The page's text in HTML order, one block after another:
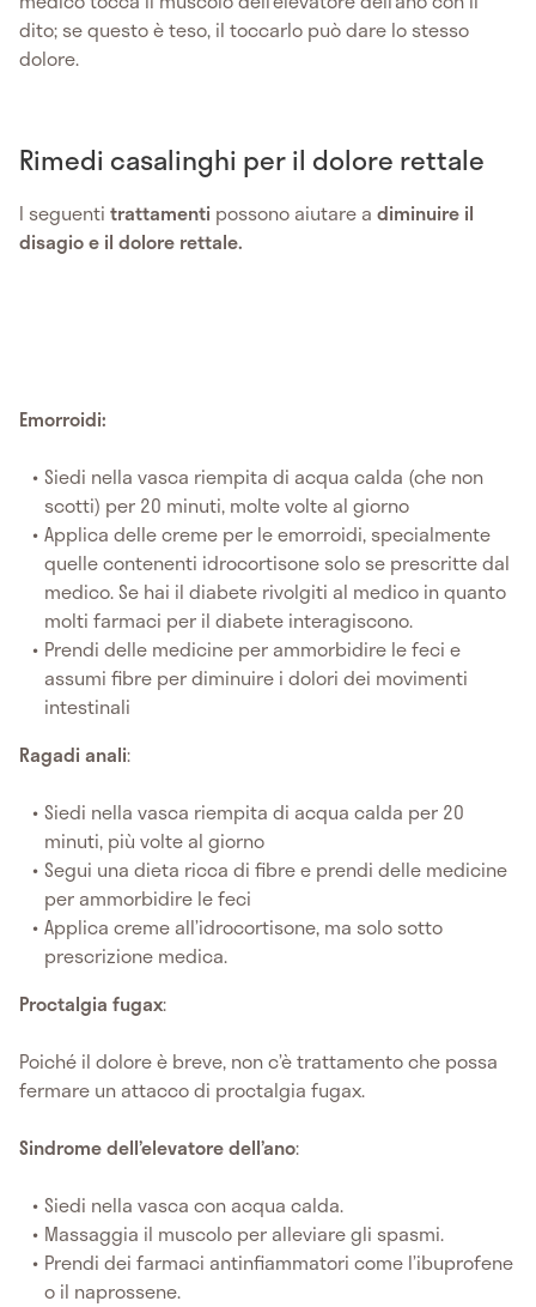
dito; se questo è teso, il toccarlo può dare lo stesso
dolore.
Rimedi casalinghi per il dolore rettale
I seguenti trattamenti possono aiutare a diminuire il
disagio e il dolore rettale.
Emorroidi:
Siedi nella vasca riempita di acqua calda (che non
scotti) per 20 minuti, molte volte al giorno
Applica delle creme per le emorroidi, specialmente
quelle contenenti idrocortisone solo se prescritte dal
medico. Se hai il diabete rivolgiti al medico in quanto
molti farmaci per il diabete interagiscono.
Prendi delle medicine per ammorbidire le feci e
assumi fibre per diminuire i dolori dei movimenti
intestinali
Ragadi anali:
Siedi nella vasca riempita di acqua calda per 20
minuti, più volte al giorno
Segui una dieta ricca di fibre e prendi delle medicine
per ammorbidire le feci
Applica creme all’idrocortisone, ma solo sotto
prescrizione medica.
Proctalgia fugax:
Poiché il dolore è breve, non c’è trattamento che possa
fermare un attacco di proctalgia fugax.
Sindrome dell’elevatore dell’ano:
Siedi nella vasca con acqua calda.
Massaggia il muscolo per alleviare gli spasmi.
Prendi dei farmaci antinfiammatori come l’ibuprofene
o il naprossene.